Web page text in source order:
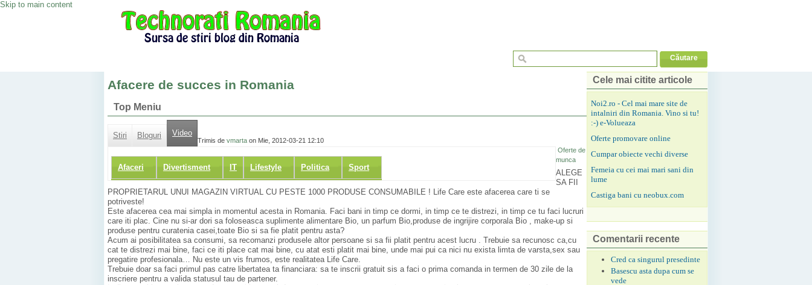
Skip to main content
Afacere de succes in Romania
Top Meniu
Stiri Bloguri Video
Afaceri Divertisment IT Lifestyle Politica Sport
Trimis de vmarta on Mie, 2012-03-21 12:10
Oferte de
munca
ALEGE
SA FII
PROPRIETARUL UNUI MAGAZIN VIRTUAL CU PESTE 1000 PRODUSE CONSUMABILE ! Life Care este afacerea care ti se
potriveste!
Este afacerea cea mai simpla in momentul acesta in Romania. Faci bani in timp ce dormi, in timp ce te distrezi, in timp ce tu faci lucruri
care iti plac. Cine nu si-ar dori sa foloseasca suplimente alimentare Bio, un parfum Bio,produse de ingrijire corporala Bio , make-up si
produse pentru curatenia casei,toate Bio si sa fie platit pentru asta?
Acum ai posibilitatea sa consumi, sa recomanzi produsele altor persoane si sa fii platit pentru acest lucru . Trebuie sa recunosc ca,cu
cat te distrezi mai bine, faci ce iti place cat mai bine, cu atat esti platit mai bine, unde mai pui ca nici nu exista limta de varsta,sex sau
pregatire profesionala… Nu este un vis frumos, este realitatea Life Care.
Trebuie doar sa faci primul pas catre libertatea ta financiara: sa te inscrii gratuit sis a faci o prima comanda in termen de 30 zile de la
inscriere pentru a valida statusul tau de partener.
Cele mai citite articole
Noi2.ro - Cel mai mare site de
intalniri din Romania. Vino si tu!
:-) e-Volueaza
Oferte promovare online
Cumpar obiecte vechi diverse
Femeia cu cei mai mari sani din
lume
Castiga bani cu neobux.com
Comentarii recente
Cred ca singurul presedinte
Basescu asta dupa cum se
vede